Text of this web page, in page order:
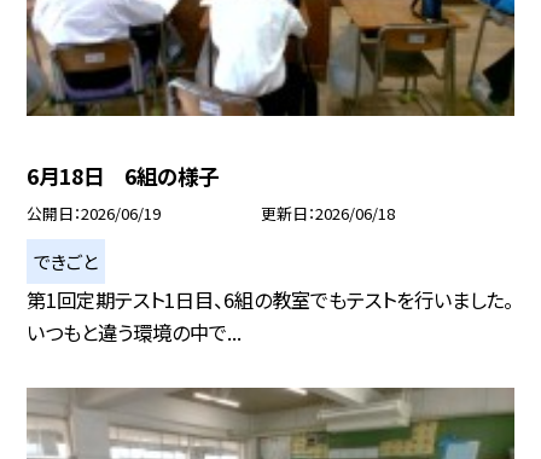
6月18日 6組の様子
公開日 2026/06/19 更新日 2026/06/18
できごと
第1回定期テスト1日目、6組の教室でもテストを行いました。
いつもと違う環境の中で...